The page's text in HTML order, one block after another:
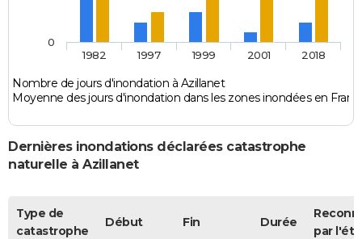
Nombre de jours d'inondation à Azillanet
Moyenne des jours d'inondation dans les zones inondées en
1982 1997 1999 2001 2018
0
Dernières inondations déclarées catastrophe
naturelle à Azillanet
Type de
catastrophe
Début Fin Durée
par